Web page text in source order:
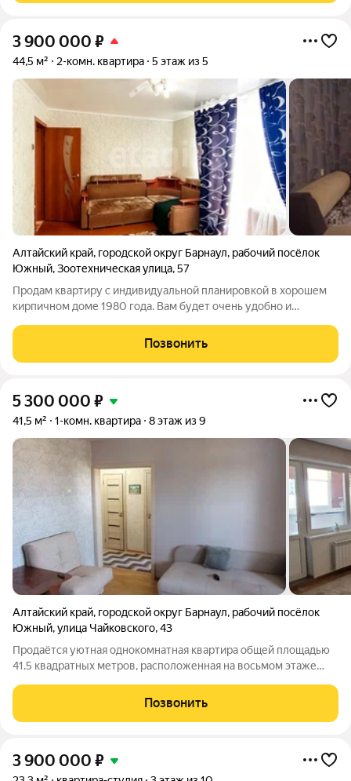
3 900 000 ₽
44,5 м² 2-комн. квартира 5 этаж из 5
Алтайский край, городской округ Барнаул, рабочий посёлок
Южный,Зоотехническая улица,57
Продам квартиру с индивидуальной планировкой в хорошем
кирпичном доме 1980 года. Вам будет очень удобно и
с низкими коммунальными платежами. Изолированные
комнаты, правильной формы и
Позвонить
5 300 000 ₽
41,5 м² 1-комн. квартира 8 этаж из 9
Алтайский край, городской округ Барнаул, рабочий посёлок
Южный,улица Чайковского,43
Продаётся уютная однокомнатная квартира общей площадью
41.5 квадратных метров, расположенная на восьмом этаже
Дом находится в живописном районе городского округа
Барнаул, рабочий посёлок
Позвонить
3 900 000 ₽